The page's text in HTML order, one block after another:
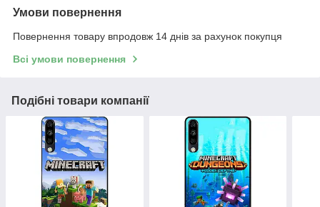
Умови повернення
Повернення товару впродовж 14 днів за рахунок покупця
Всі умови повернення
Подібні товари компанії